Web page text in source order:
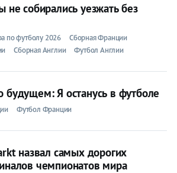
не собирались уезжать без
по футболу 2026
Сборная Франции
Сборная Англии Футбол Англии
Я останусь в футболе
Футбол Франции
назвал самых дорогих
чемпионатов мира